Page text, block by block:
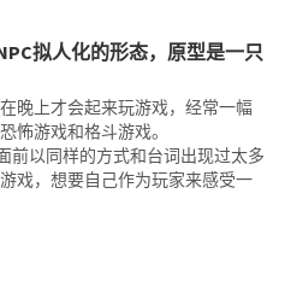
拟人化的形态，原型是一只
晚上才会起来玩游戏，经常一幅
怖游戏和格斗游戏。
前以同样的方式和台词出现过太多
戏，想要自己作为玩家来感受一